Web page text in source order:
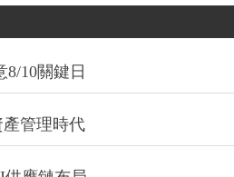
10關鍵日
管理時代